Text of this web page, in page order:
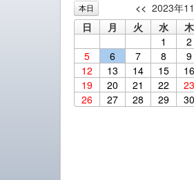
本日 << 2023年
日
月 火 水 木
1
2
5
6 7 8 9
12
13 14 15 16
19
20 21 22 23
26
27 28 29 30